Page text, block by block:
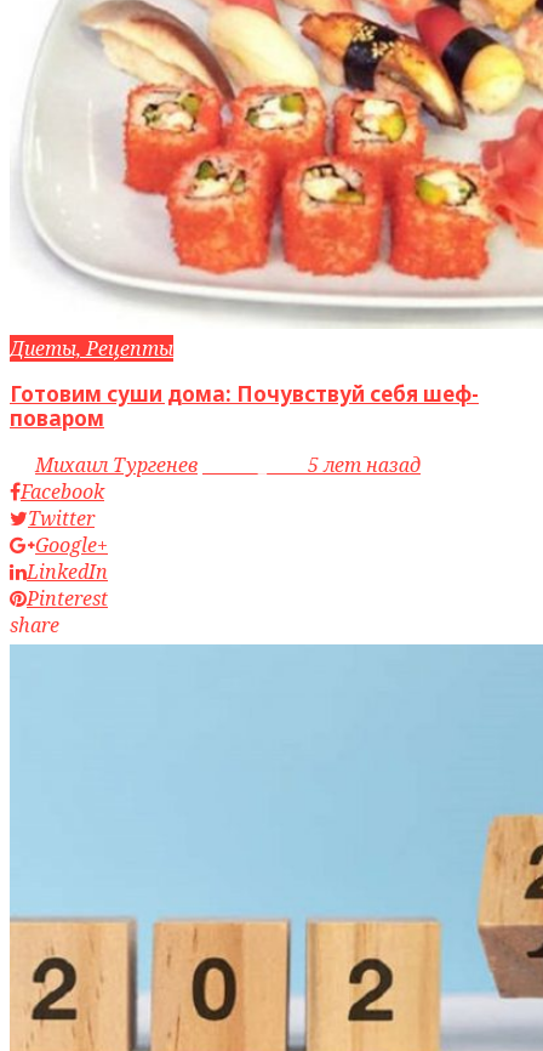
Диеты, Рецепты
Готовим суши дома: Почувствуй себя шеф-
поваром
byМихаил Тургенев
5 лет назад
Facebook
Twitter
Google+
LinkedIn
Pinterest
share